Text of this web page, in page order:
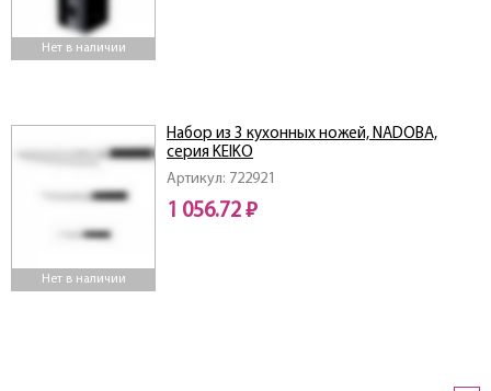
Нет в наличии
Нет в наличии
Артикул: 722921
Набор из 3 кухонных ножей, NADOBA,
серия KEIKO
1 056.72 ₽